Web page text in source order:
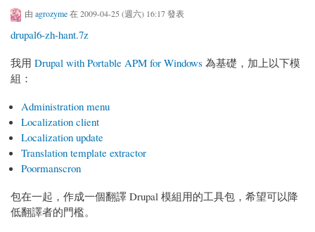
由 agrozyme在 2009-04-25 (週六) 16:17 發表
drupal6-zh-hant.7z
我用 Drupal with Portable APM for Windows 為基礎，加上以下模
組：
Administration menu
Localization client
Localization update
Translation template extractor
Poormanscron
包在一起，作成一個翻譯 Drupal 模組用的工具包，希望可以降
低翻譯者的門檻。